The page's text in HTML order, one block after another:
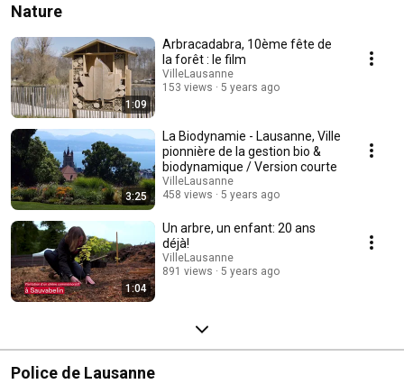
Nature
1:09
Arbracadabra, 10ème fête de
la forêt : le film
VilleLausanne
153 views
5 years ago
3:25
La Biodynamie - Lausanne, Ville
pionnière de la gestion bio &
biodynamique / Version courte
VilleLausanne
458 views
5 years ago
1:04
Un arbre, un enfant: 20 ans
déjà!
VilleLausanne
891 views
5 years ago
Police de Lausanne